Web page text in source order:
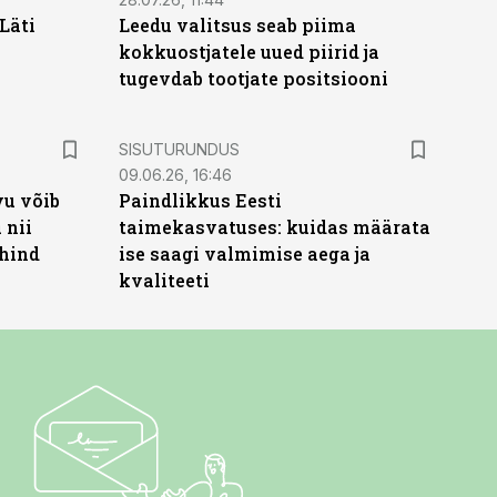
Leedu valitsus seab piima
kokkuostjatele uued piirid ja
tugevdab tootjate positsiooni
võib
nii
ST
SISUTURUNDUS
09.06.26, 16:46
Paindlikkus Eesti
taimekasvatuses: kuidas määrata
ise saagi valmimise aega ja
kvaliteeti